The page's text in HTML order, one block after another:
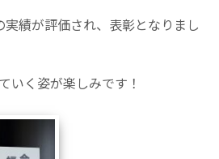
績が評価され、表彰となりまし
いく姿が楽しみです！